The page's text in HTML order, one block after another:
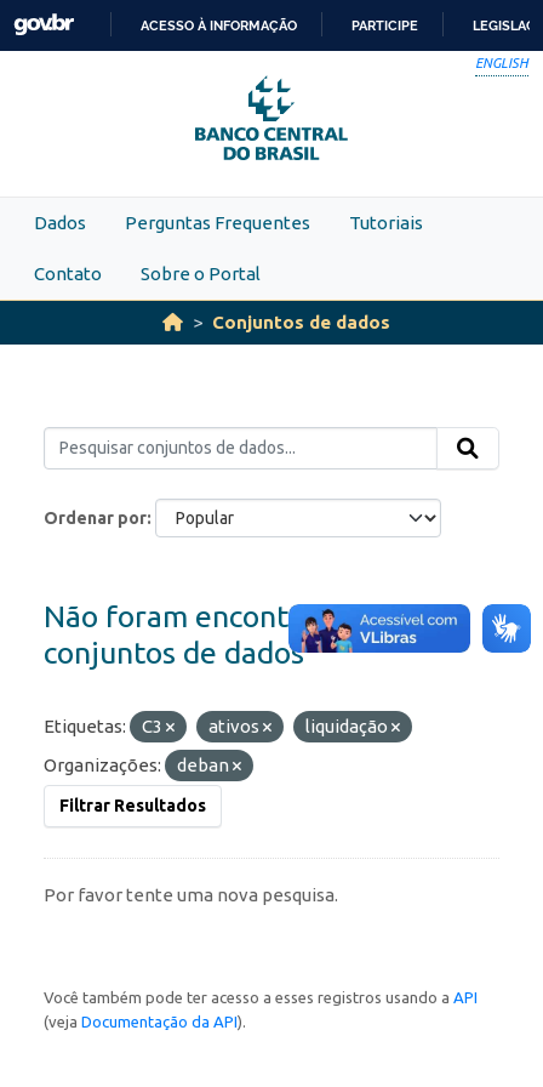
Skip to main content
PARA
O
CONTEÚDO
ACESSO À INFORMAÇÃO PARTICIPE
ENGLISH
Dados Perguntas Frequentes Tutoriais
Contato Sobre o Portal
Conjuntos de dados
Ordenar por
Não foram encontrados
conjuntos de dados
Etiquetas: C3 ativos
liquidação
Organizações:
deban
Filtrar Resultados
Por favor tente uma nova pesquisa.
Você também pode ter acesso a esses registros usando a API
(veja Documentação da API).